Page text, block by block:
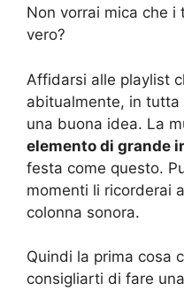
Non vorrai mica che
vero?
Affidarsi alle playlist
abitualmente, in
una buona idea. La
elemento di grande
festa come questo.
momenti li ricorderai
colonna sonora.
Quindi la prima cosa
consigliarti di fare